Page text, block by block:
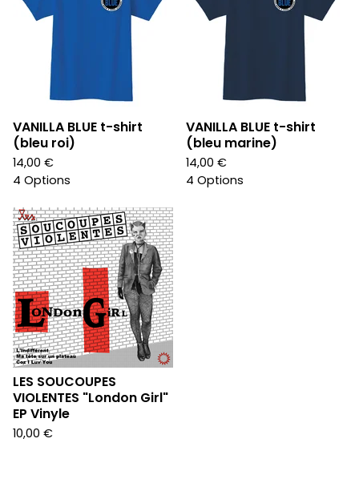
VANILLA BLUE t-shirt
(bleu roi)
14,00 €
4 Options
VANILLA BLUE t-shirt
(bleu marine)
14,00 €
4 Options
LES SOUCOUPES
VIOLENTES "London Girl"
EP Vinyle
10,00 €